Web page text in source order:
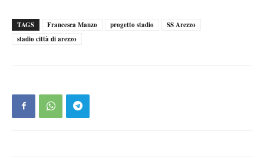
TAGS Francesca Manzo progetto stadio
SS Arezzo
stadio città di arezzo